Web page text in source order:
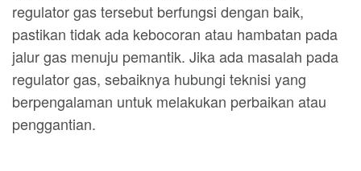
regulator gas tersebut berfungsi dengan baik,
pastikan tidak ada kebocoran atau hambatan pada
jalur gas menuju pemantik. Jika ada masalah pada
regulator gas, sebaiknya hubungi teknisi yang
berpengalaman untuk melakukan perbaikan atau
penggantian.